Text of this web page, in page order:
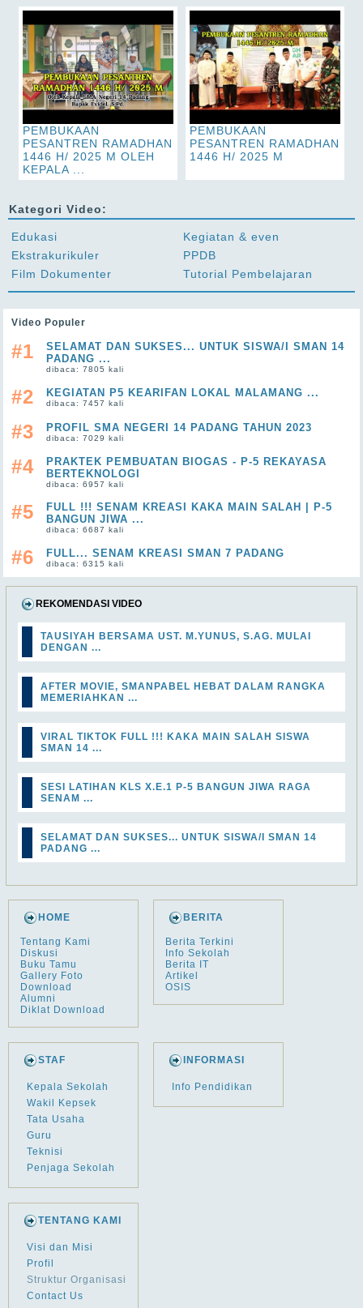
PEMBUKAAN
PESANTREN RAMADHAN
1446 H/ 2025 M OLEH
KEPALA ...
PEMBUKAAN
PESANTREN RAMADHAN
1446 H/ 2025 M
Kategori Video:
Edukasi
Ekstrakurikuler
Film Dokumenter
Kegiatan & even
PPDB
Tutorial Pembelajaran
Video Populer
#1
SELAMAT DAN SUKSES... UNTUK SISWA/I SMAN 14
PADANG ...
dibaca: 7805 kali
#2 KEGIATAN P5 KEARIFAN LOKAL MALAMANG ...
dibaca: 7457 kali
#3 PROFIL SMA NEGERI 14 PADANG TAHUN 2023
dibaca: 7029 kali
#4
PRAKTEK PEMBUATAN BIOGAS - P-5 REKAYASA
BERTEKNOLOGI
dibaca: 6957 kali
#5
FULL !!! SENAM KREASI KAKA MAIN SALAH | P-5
BANGUN JIWA ...
dibaca: 6687 kali
#6 FULL... SENAM KREASI SMAN 7 PADANG
dibaca: 6315 kali
REKOMENDASI VIDEO
TAUSIYAH BERSAMA UST. M.YUNUS, S.AG. MULAI
DENGAN ...
AFTER MOVIE, SMANPABEL HEBAT DALAM RANGKA
MEMERIAHKAN ...
VIRAL TIKTOK FULL !!! KAKA MAIN SALAH SISWA
SMAN 14 ...
SESI LATIHAN KLS X.E.1 P-5 BANGUN JIWA RAGA
SENAM ...
SELAMAT DAN SUKSES... UNTUK SISWA/I SMAN 14
PADANG ...
HOME
Tentang Kami
Diskusi
Buku Tamu
Gallery Foto
Download
Alumni
Diklat Download
BERITA
Berita Terkini
Info Sekolah
Berita IT
Artikel
OSIS
STAF
Kepala Sekolah
Wakil Kepsek
Tata Usaha
Guru
Teknisi
Penjaga Sekolah
INFORMASI
Info Pendidikan
TENTANG KAMI
Visi dan Misi
Profil
Struktur Organisasi
Contact Us